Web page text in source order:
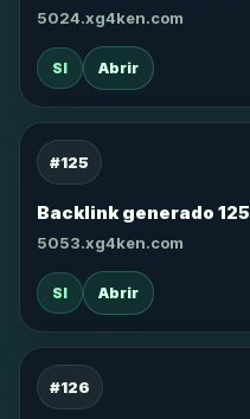
5024.xg4ken.com
SI Abrir
#125
Backlink generado 125
5053.xg4ken.com
SI Abrir
#126